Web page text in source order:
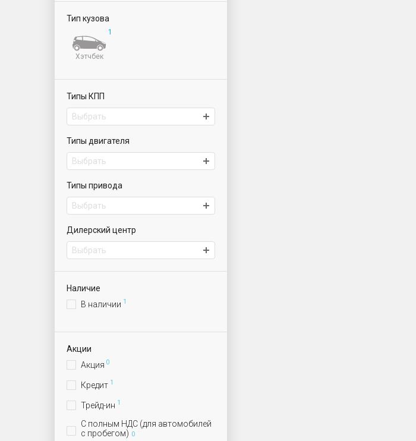
Тип кузова
1
Хэтчбек
Типы КПП
Выбрать
Типы двигателя
Выбрать
Типы привода
Выбрать
Дилерский центр
Выбрать
Наличие
В наличии 1
Акции
Акция 0
Кредит 1
Трейд-ин 1
С полным НДС (для автомобилей
с пробегом) 0